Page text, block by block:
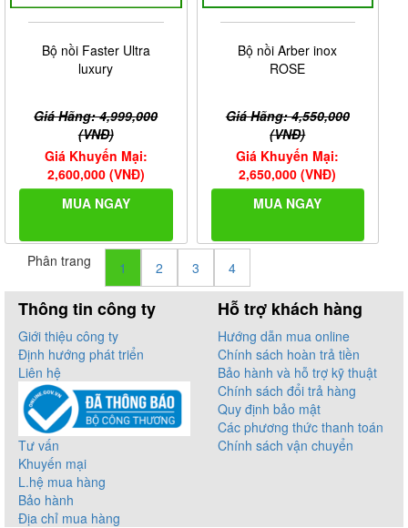
Bộ nồi Faster Ultra
luxury
Giá Hãng: 4,999,000
(VNĐ)
Giá Khuyến Mại:
2,600,000 (VNĐ)
MUA NGAY
Bộ nồi Arber inox
ROSE
Giá Hãng: 4,550,000
(VNĐ)
Giá Khuyến Mại:
2,650,000 (VNĐ)
MUA NGAY
Phân trang 1 2 3 4
Thông tin công ty
Giới thiệu công ty
Định hướng phát triển
Liên hệ
Tư vấn
Khuyến mại
L.hệ mua hàng
Bảo hành
Địa chỉ mua hàng
Hỗ trợ khách hàng
Hướng dẫn mua online
Chính sách hoàn trả tiền
Bảo hành và hỗ trợ kỹ thuật
Chính sách đổi trả hàng
Quy định bảo mật
Các phương thức thanh toán
Chính sách vận chuyển